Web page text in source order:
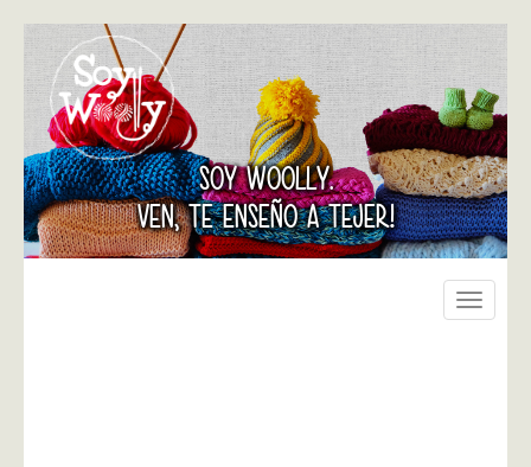
SOY WOOLLY.
VEN, TE ENSEÑO A TEJER!
Toggle